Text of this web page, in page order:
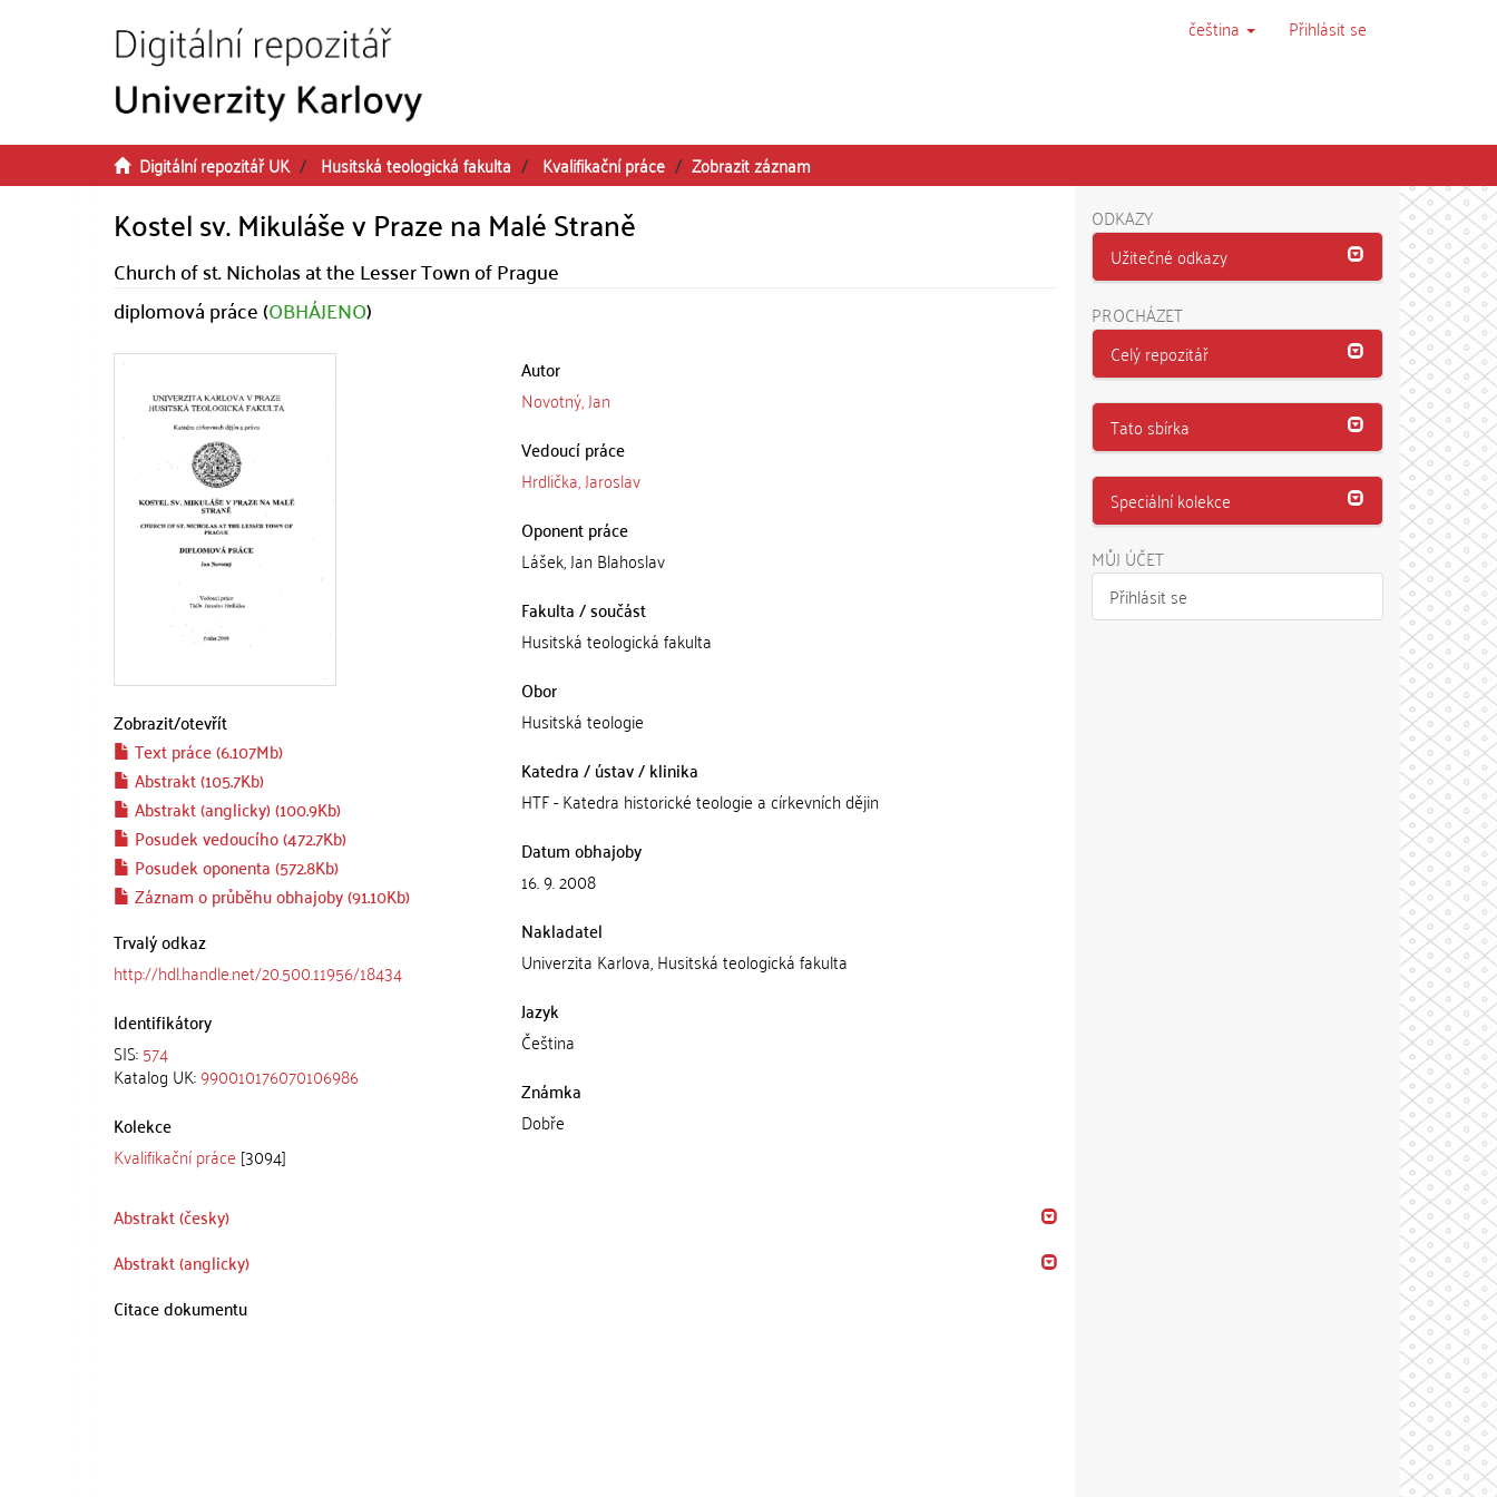
čeština Přihlásit se
Digitální repozitář UK Husitská teologická fakulta Kvalifikační práce Zobrazit záznam
Kostel sv. Mikuláše v Praze na Malé Straně
Church of st. Nicholas at the Lesser Town of Prague
diplomová práce (OBHÁJENO)
Zobrazit/otevřít
Text práce (6.107Mb)
Abstrakt (105.7Kb)
Abstrakt (anglicky) (100.9Kb)
Posudek vedoucího (472.7Kb)
Posudek oponenta (572.8Kb)
Záznam o průběhu obhajoby (91.10Kb)
Trvalý odkaz
http://hdl.handle.net/20.500.11956/18434
Identifikátory
SIS:574
Katalog UK:990010176070106986
Kolekce
Kvalifikační práce [3094]
Autor
Novotný, Jan
Vedoucí práce
Hrdlička, Jaroslav
Oponent práce
Lášek, Jan Blahoslav
Fakulta / součást
Husitská teologická fakulta
Obor
Husitská teologie
Katedra / ústav / klinika
HTF - Katedra historické teologie a církevních dějin
Datum obhajoby
16. 9. 2008
Nakladatel
Univerzita Karlova, Husitská teologická fakulta
Jazyk
Čeština
Známka
Dobře
Abstrakt (česky)
Abstrakt (anglicky)
Citace dokumentu
ODKAZY
Užitečné odkazy
PROCHÁZET
Celý repozitář
Tato sbírka
Speciální kolekce
MŮJ ÚČET
Přihlásit se